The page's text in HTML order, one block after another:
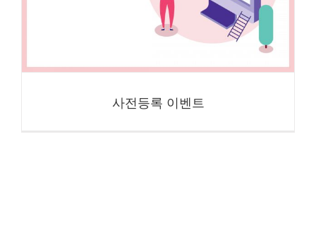
사전등록 이벤트